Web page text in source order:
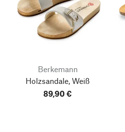
Berkemann
Holzsandale, Weiß
89,90 €